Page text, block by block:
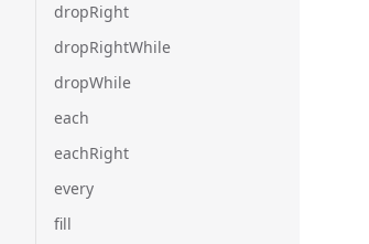
dropRight
dropRightWhile
dropWhile
each
eachRight
every
fill